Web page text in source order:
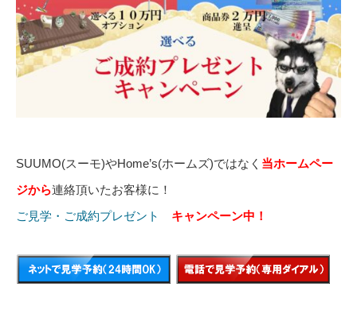
SUUMO(スーモ)やHome’s(ホームズ)ではなく 当ホームペー
ジから連絡頂いたお客様に！
ご見学・ご成約プレゼント
キャンペーン中！